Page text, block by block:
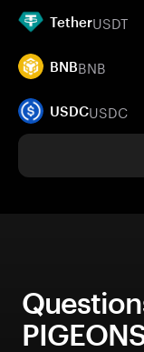
TetherUSDT
BNBBNB
USDCUSDC